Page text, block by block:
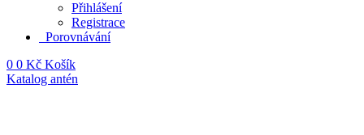
Přihlášení
Registrace
Porovnávání
0 0 Kč Košík
Katalog antén